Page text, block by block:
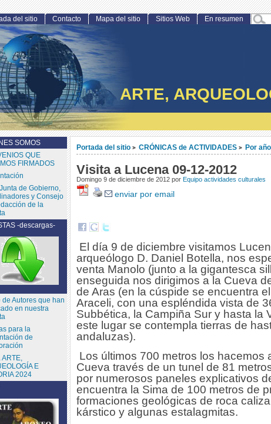
ARTE,
Portada del sitio > CRÓNICAS de ACTIVIDADES > Por
Visita a Lucena 09-12-2012
Domingo 9 de diciembre de 2012 por Equipo actividades culturales
enviar por email
El día 9 de diciembre visitamos
arqueólogo D. Daniel Botella, nos
venta Manolo (junto a la gigantesca
enseguida nos dirigimos a la Cueva
de Aras (en la cúspide se encuentra
Araceli, con una espléndida vista de
Subbética, la Campiña Sur y hasta la
este lugar se contempla tierras de
andaluzas).
Los últimos 700 metros los hacemos
Cueva través de un tunel de 81
por numerosos paneles explicativos
encuentra la Sima de 100 metros de
formaciones geológicas de roca
kárstico y algunas estalagmitas.
del sitio Contacto Mapa del sitio Sitios Web En resumen
SOMOS
QUE
FIRMADOS
de Gobierno,
y Consejo
de la
-descargas-
de Autores que han
en nuestra
para la
de
ARTE,
E
2024